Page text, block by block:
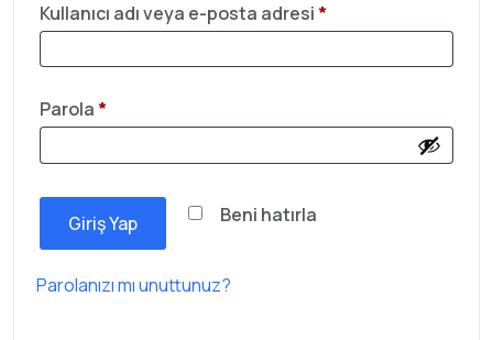
Kullanıcı adı veya e-posta adresi *
Parola *
Beni hatırla
Giriş Yap
Parolanızı mı unuttunuz?